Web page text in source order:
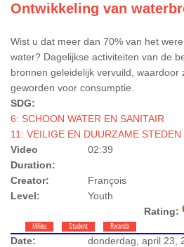
Ontwikkeling van
Wist u dat meer dan 70% van het
water? Dagelijkse activiteiten van de
bronnen geleidelijk vervuild, waardoor
geworden voor consumptie.
SDG:
6: SCHOON WATER EN SANITAIR
11: VEILIGE EN DUURZAME STEDEN
Video
Duration:
02:39
Creator:
François
Level:
Youth
Milieu Student Rwanda
Rating:
Date: donderdag, april 23,